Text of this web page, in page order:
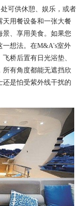
可供休憩、娱乐，或者
用餐设备和一张大餐
景、享用美食。如果您
一想法。在M&A's室外
桥后置有日光浴垫、
所有角度都能无遮挡欣
是怕受紫外线干扰的